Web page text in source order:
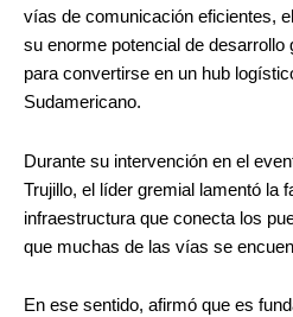
vías de comunicación eficientes,
su enorme potencial de desarrollo
para convertirse en un hub
Sudamericano.
Durante su intervención en el
Trujillo, el líder gremial lamentó la
infraestructura que conecta los
que muchas de las vías se
En ese sentido, afirmó que es